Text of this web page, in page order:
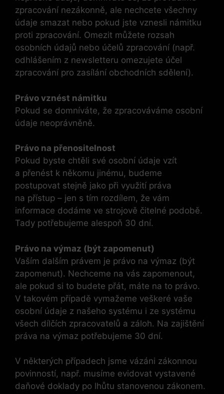
zpracování nezákonně, ale nechcete všechny
údaje smazat nebo pokud jste vznesli námitku
proti zpracování. Omezit můžete rozsah
osobních údajů nebo účelů zpracování (např.
odhlášením z newsletteru omezujete účel
zpracování pro zasílání obchodních sdělení).
Právo vznést námitku
Pokud se domníváte, že zpracováváme osobní
údaje neoprávněně.
Právo na přenositelnost
Pokud byste chtěli své osobní údaje vzít
a přenést k někomu jinému, budeme
postupovat stejně jako při využití práva
na přístup – jen s tím rozdílem, že vám
informace dodáme ve strojově čitelné podobě.
Tady potřebujeme alespoň 30 dní.
Právo na výmaz (být zapomenut)
Vaším dalším právem je právo na výmaz (být
zapomenut). Nechceme na vás zapomenout,
ale pokud si to budete přát, máte na to právo.
V takovém případě vymažeme veškeré vaše
osobní údaje z našeho systému i ze systému
všech dílčích zpracovatelů a záloh. Na zajištění
práva na výmaz potřebujeme 30 dní.
V některých případech jsme vázáni zákonnou
povinností, např. musíme evidovat vystavené
daňové doklady po lhůtu stanovenou zákonem.